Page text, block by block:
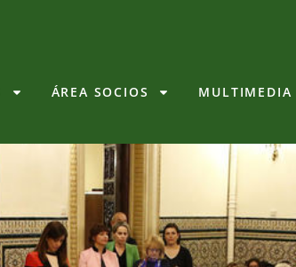
ÁREA SOCIOS MULTIMEDIA